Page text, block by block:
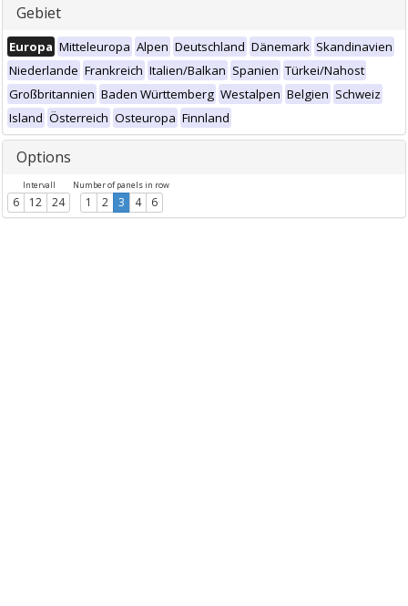
Gebiet
Europa Mitteleuropa Alpen Deutschland Dänemark Skandinavien
Niederlande Frankreich Italien/Balkan Spanien Türkei/Nahost
Großbritannien Baden Württemberg Westalpen Belgien Schweiz
Island Österreich Osteuropa Finnland
Options
Intervall
6 12 24
Number of panels in row
1 2 3 4 6